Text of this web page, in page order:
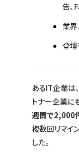
告、
業界
登壇
あるIT企業は
トナー企業に
週間で2,000
複数回リマイ
した。